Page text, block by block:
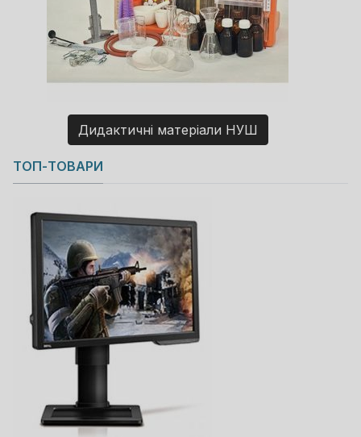
Дидактичні матеріали НУШ
Copyright MAXXmarketing GmbH
JoomShopping Download & Support
ТОП-ТОВАРИ